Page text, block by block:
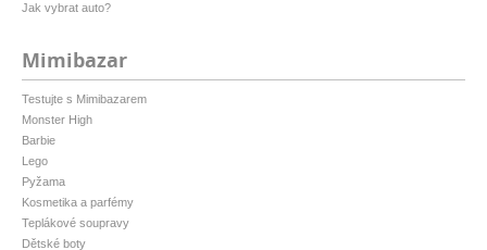
Jak vybrat auto?
Mimibazar
Testujte s Mimibazarem
Monster High
Barbie
Lego
Pyžama
Kosmetika a parfémy
Teplákové soupravy
Dětské boty